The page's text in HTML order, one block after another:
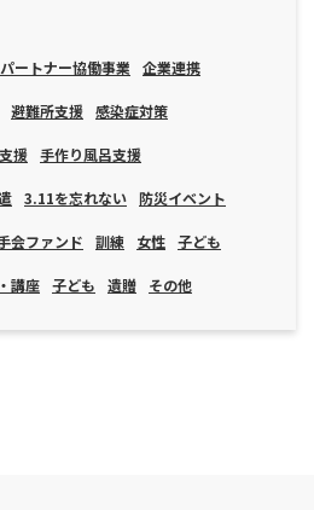
ートナー協働事業 企業連携
避難所支援 感染症対策
援 手作り風呂支援
3.11を忘れない 防災イベント
会ファンド 訓練 女性 子ども
講座 子ども 遺贈 その他